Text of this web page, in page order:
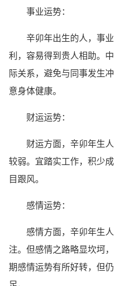
事业运势：
辛卯年出生的人，事
利，容易得到贵人相助。
际关系，避免与同事发生
意身体健康。
财运运势：
财运方面，辛卯年生
较弱。宜踏实工作，积少
目跟风。
感情运势：
感情方面，辛卯年生
注。但感情之路略显坎坷
期感情运势有所好转，但